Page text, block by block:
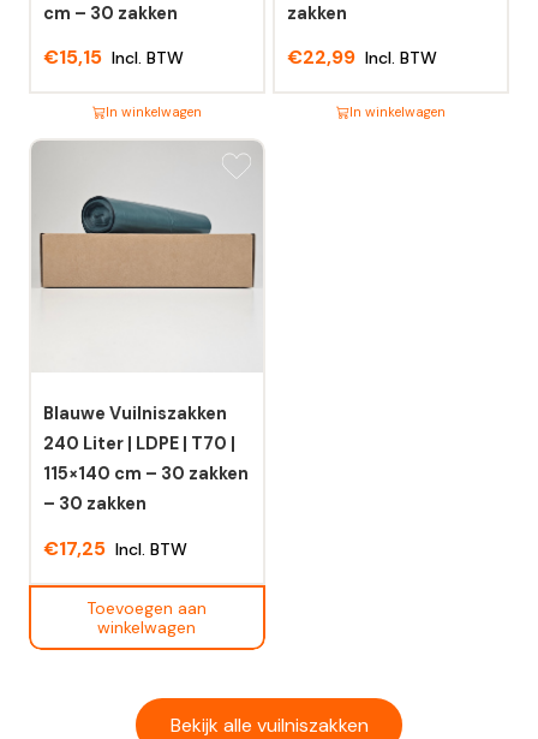
cm – 30 zakken
€15,15 Incl. BTW
In winkelwagen
Dit
meerdere
variaties.
Deze
worden
op
de
productpagina
zakken
€22,99 Incl. BTW
In winkelwagen
Blauwe Vuilniszakken
240 Liter | LDPE | T70 |
115×140 cm – 30 zakken
– 30 zakken
€17,25 Incl. BTW
Toevoegen aan
winkelwagen
Bekijk alle vuilniszakken